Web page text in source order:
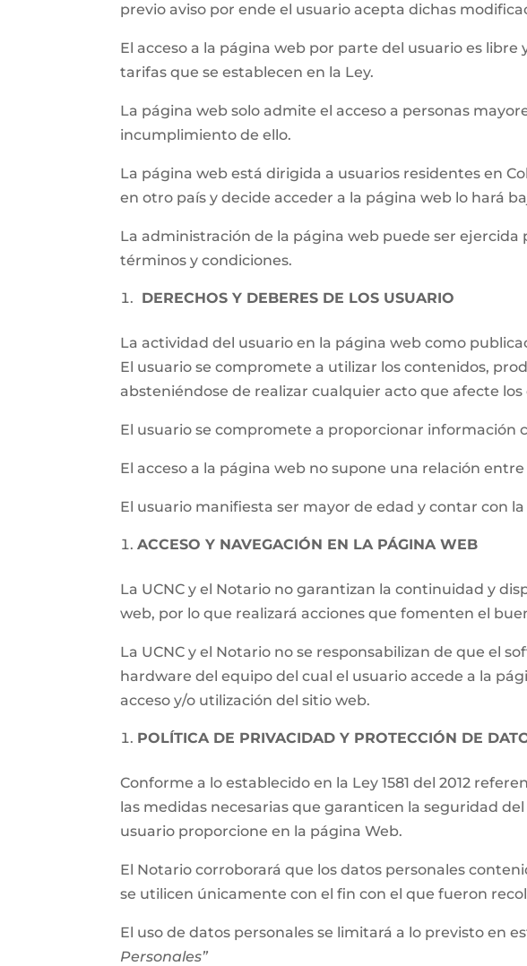
previo aviso por ende el usuario acepta dichas
El acceso a la página web por parte del usuario es
tarifas que se establecen en la Ley.
La página web solo admite el acceso a personas
incumplimiento de ello.
La página web está dirigida a usuarios residentes en
en otro país y decide acceder a la página web lo hará
La administración de la página web puede ser
términos y condiciones.
DERECHOS Y DEBERES DE LOS USUARIO
La actividad del usuario en la página web como
El usuario se compromete a utilizar los contenidos,
absteniéndose de realizar cualquier acto que afecte
El usuario se compromete a proporcionar información
El acceso a la página web no supone una relación entre
El usuario manifiesta ser mayor de edad y contar con
ACCESO Y NAVEGACIÓN EN LA PÁGINA WEB
La UCNC y el Notario no garantizan la continuidad y
web, por lo que realizará acciones que fomenten el
La UCNC y el Notario no se responsabilizan de que el
hardware del equipo del cual el usuario accede a la
acceso y/o utilización del sitio web.
POLÍTICA DE PRIVACIDAD Y PROTECCIÓN DE
Conforme a lo establecido en la Ley 1581 del 2012
las medidas necesarias que garanticen la seguridad
usuario proporcione en la página Web.
El Notario corroborará que los datos personales
se utilicen únicamente con el fin con el que fueron
El uso de datos personales se limitará a lo previsto en
Personales”